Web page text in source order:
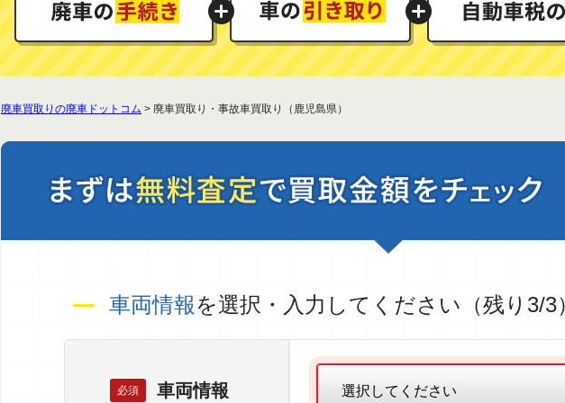
廃車買取りの廃車ドットコム > 廃車買取り・事故車買取り（鹿児島県）
車両情報を選択・入力してください（残り3/3
車両情報